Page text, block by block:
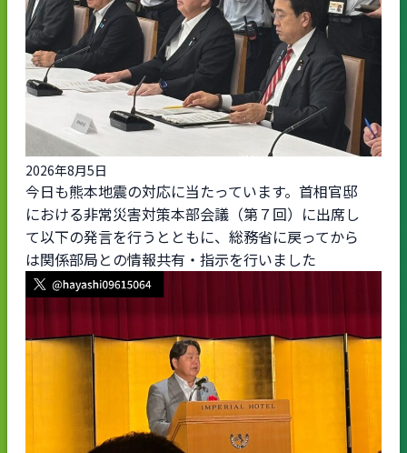
2026年8月5日
今日も熊本地震の対応に当たっています。首相官邸
における非常災害対策本部会議（第７回）に出席し
て以下の発言を行うとともに、総務省に戻ってから
は関係部局との情報共有・指示を行いました